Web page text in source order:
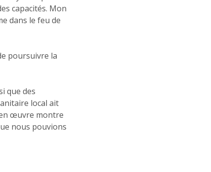
capacités. Mon
dans le feu de
poursuivre la
que des
local ait
œuvre montre
nous pouvions